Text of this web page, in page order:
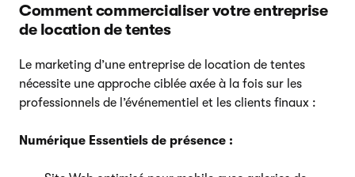
Comment commercialiser votre entreprise
de location de tentes
Le marketing d’une entreprise de location de tentes
nécessite une approche ciblée axée à la fois sur les
professionnels de l’événementiel et les clients finaux :
Numérique Essentiels de présence :